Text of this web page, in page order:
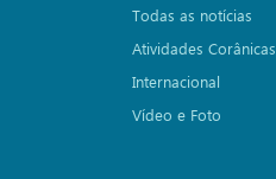
Todas as notícias
Atividades Corânicas
Internacional
Vídeo e Foto